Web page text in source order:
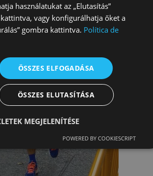
használatukat az „Elutasítás”
vagy konfigurálhatja őket a
gombra kattintva. Política de
ÖSSZES ELFOGADÁSA
ÖSSZES ELUTASÍTÁSA
MEGJELENÍTÉSE
POWERED BY COOKIESCRIPT